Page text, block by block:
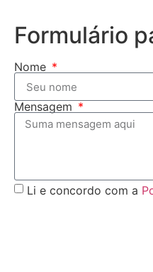
Formulário
Nome
Mensagem
Li e concordo com a